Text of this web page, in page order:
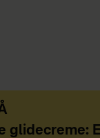
glidecreme: